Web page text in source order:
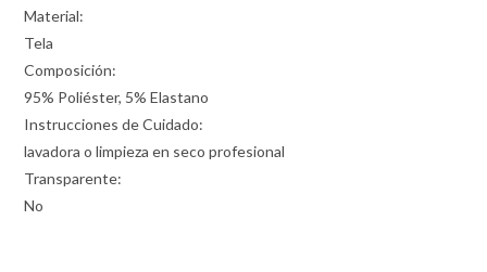
Material:
Tela
Composición:
95% Poliéster, 5% Elastano
Instrucciones de Cuidado:
lavadora o limpieza en seco profesional
Transparente:
No